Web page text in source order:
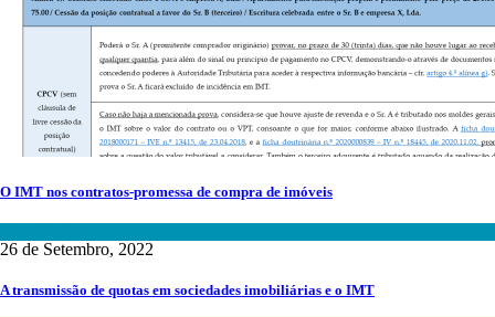
O IMT nos contratos-promessa de compra de imóveis
26 de Setembro, 2022
A transmissão de quotas em sociedades imobiliárias e o IMT